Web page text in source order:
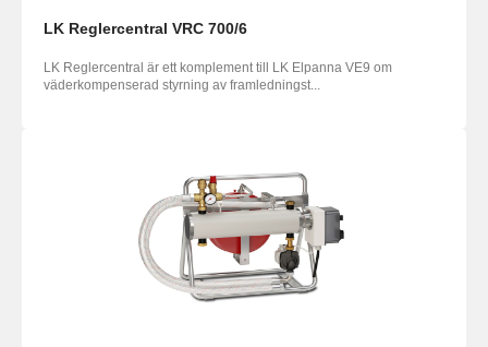
LK Reglercentral VRC 700/6
LK Reglercentral är ett komplement till LK Elpanna VE9 om
väderkompenserad styrning av framledningst...